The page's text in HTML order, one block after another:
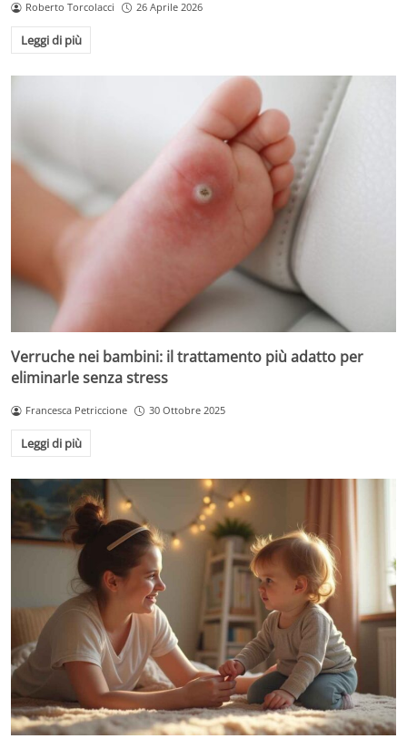
Roberto Torcolacci 26 Aprile 2026
Leggi di più
Verruche nei bambini: il trattamento più adatto per
eliminarle senza stress
Francesca Petriccione 30 Ottobre 2025
Leggi di più